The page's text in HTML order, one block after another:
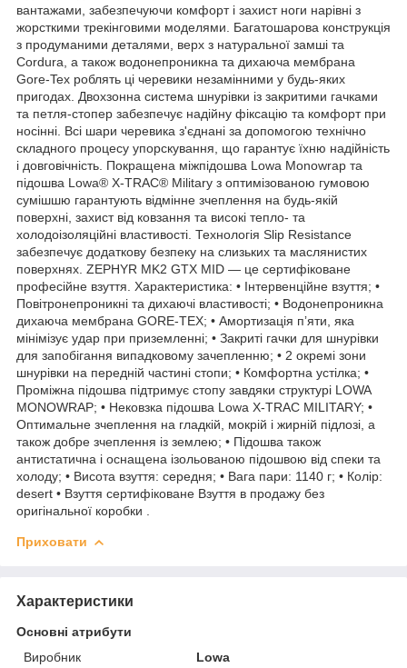
вантажами, забезпечуючи комфорт і захист ноги нарівні з
жорсткими трекінговими моделями. Багатошарова конструкція
з продуманими деталями, верх з натуральної замші та
Cordura, а також водонепроникна та дихаюча мембрана
Gore-Tex роблять ці черевики незамінними у будь-яких
пригодах. Двохзонна система шнурівки із закритими гачками
та петля-стопер забезпечує надійну фіксацію та комфорт при
носінні. Всі шари черевика з'єднані за допомогою технічно
складного процесу упорскування, що гарантує їхню надійність
і довговічність. Покращена міжпідошва Lowa Monowrap та
підошва Lowa® X-TRAC® Military з оптимізованою гумовою
сумішшю гарантують відмінне зчеплення на будь-якій
поверхні, захист від ковзання та високі тепло- та
холодоізоляційні властивості. Технологія Slip Resistance
забезпечує додаткову безпеку на слизьких та маслянистих
поверхнях. ZEPHYR MK2 GTX MID — це сертифіковане
професійне взуття. Характеристика: • Інтервенційне взуття; •
Повітронепроникні та дихаючі властивості; • Водонепроникна
дихаюча мембрана GORE-TEX; • Амортизація пʼяти, яка
мінімізує удар при приземленні; • Закриті гачки для шнурівки
для запобігання випадковому зачепленню; • 2 окремі зони
шнурівки на передній частині стопи; • Комфортна устілка; •
Проміжна підошва підтримує стопу завдяки структурі LOWA
MONOWRAP; • Нековзка підошва Lowa X-TRAC MILITARY; •
Оптимальне зчеплення на гладкій, мокрій і жирній підлозі, а
також добре зчеплення із землею; • Підошва також
антистатична і оснащена ізольованою підошвою від спеки та
холоду; • Висота взуття: середня; • Вага пари: 1140 г; • Колір:
desert • Взуття сертифіковане Взуття в продажу без
оригінальної коробки .
Приховати
Характеристики
Основні атрибути
Виробник
Lowa